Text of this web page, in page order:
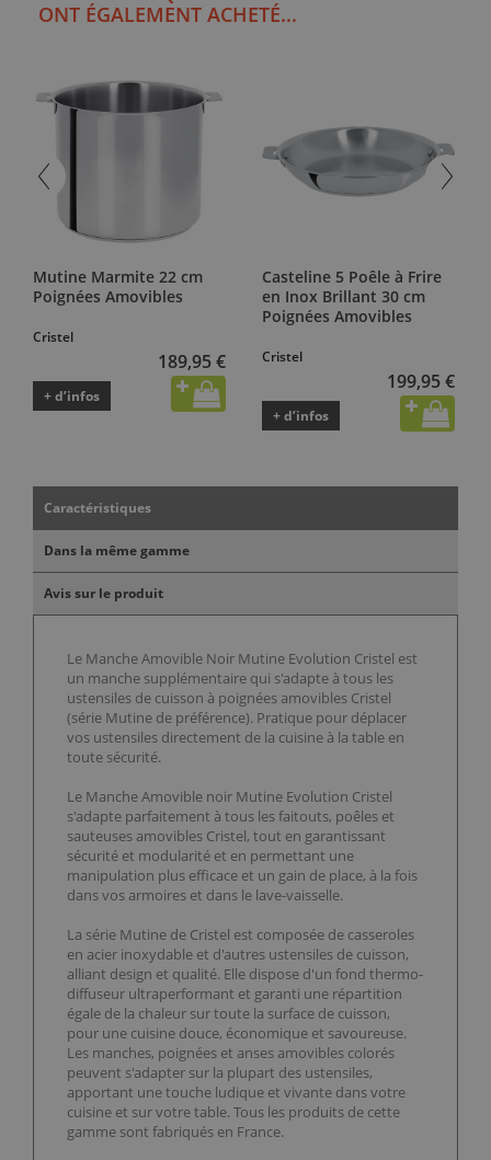
ONT ÉGALEMENT ACHETÉ...
Mutine Marmite 22 cm
Poignées Amovibles
Cristel
189,95 €
+ d’infos
Casteline 5 Poêle à Frire
en Inox Brillant 30 cm
Poignées Amovibles
Cristel
199,95 €
+ d’infos
Caractéristiques
Dans la même gamme
Avis sur le produit
Le Manche Amovible Noir Mutine Evolution Cristel est
un manche supplémentaire qui s'adapte à tous les
ustensiles de cuisson à poignées amovibles Cristel
(série Mutine de préférence). Pratique pour déplacer
vos ustensiles directement de la cuisine à la table en
toute sécurité.
Le Manche Amovible noir Mutine Evolution Cristel
s'adapte parfaitement à tous les faitouts, poêles et
sauteuses amovibles Cristel, tout en garantissant
sécurité et modularité et en permettant une
manipulation plus efficace et un gain de place, à la fois
dans vos armoires et dans le lave-vaisselle.
La série Mutine de Cristel est composée de casseroles
en acier inoxydable et d'autres ustensiles de cuisson,
alliant design et qualité. Elle dispose d'un fond thermo-
diffuseur ultraperformant et garanti une répartition
égale de la chaleur sur toute la surface de cuisson,
pour une cuisine douce, économique et savoureuse.
Les manches, poignées et anses amovibles colorés
peuvent s'adapter sur la plupart des ustensiles,
apportant une touche ludique et vivante dans votre
cuisine et sur votre table. Tous les produits de cette
gamme sont fabriqués en France.